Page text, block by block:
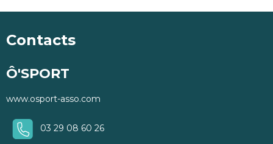
Contacts
Ô'SPORT
www.osport-asso.com
03 29 08 60 26